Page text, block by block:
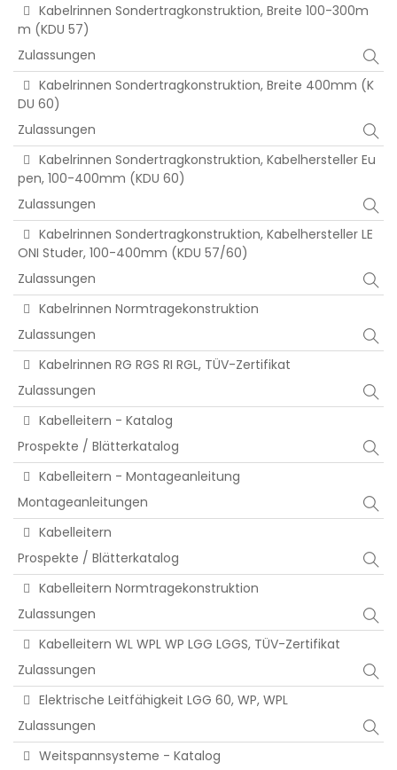
Kabelrinnen Sondertragkonstruktion, Breite 100-300m
m (KDU 57)
Zulassungen
Kabelrinnen Sondertragkonstruktion, Breite 400mm (K
DU 60)
Zulassungen
Kabelrinnen Sondertragkonstruktion, Kabelhersteller Eu
pen, 100-400mm (KDU 60)
Zulassungen
Kabelrinnen Sondertragkonstruktion, Kabelhersteller LE
ONI Studer, 100-400mm (KDU 57/60)
Zulassungen
Kabelrinnen Normtragekonstruktion
Zulassungen
Kabelrinnen RG RGS RI RGL, TÜV-Zertifikat
Zulassungen
Kabelleitern - Katalog
Prospekte / Blätterkatalog
Kabelleitern - Montageanleitung
Montageanleitungen
Kabelleitern
Prospekte / Blätterkatalog
Kabelleitern Normtragekonstruktion
Zulassungen
Kabelleitern WL WPL WP LGG LGGS, TÜV-Zertifikat
Zulassungen
Elektrische Leitfähigkeit LGG 60, WP, WPL
Zulassungen
Weitspannsysteme - Katalog